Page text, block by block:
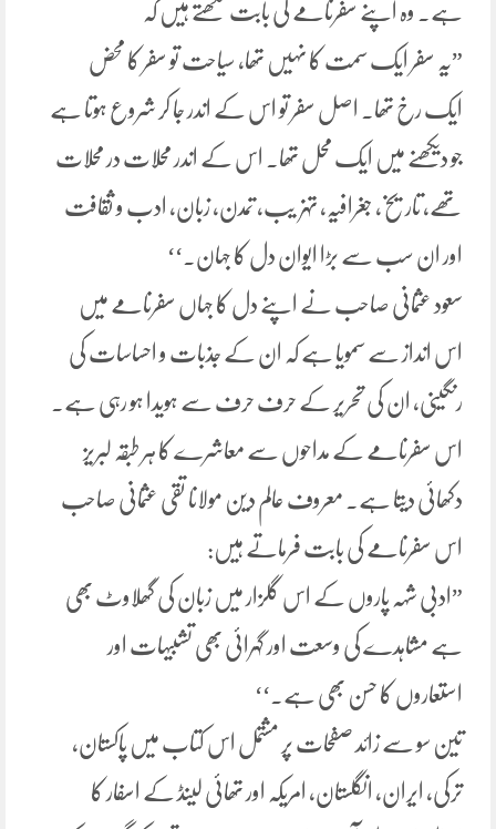
ہے. وہ اپنے سفرنامے کی بابت لکھتے ہیں کہ
”یہ سفر ایک سمت کا نہیں تھا، سیاحت تو سفر کا محض
ایک رخ تھا. اصل سفر تو اس کے اندر جا کر شروع ہوتا ہے
جو دیکھنے میں ایک محل تھا. اس کے اندر محلات در محلات
تھے، تاریخ، جغرافیہ، تہزیب، تمدن، زبان، ادب و ثقافت
اور ان سب سے بڑا ایوان دل کا جہان.‘‘
سعود عثمانی صاحب نے اپنے دل کا جہاں سفرنامے میں
اس انداز سے سمویا ہے کہ ان کے جذبات و احساسات کی
رنگینی، ان کی تحریر کے حرف حرف سے ہویدا ہو رہی ہے.
اس سفرنامے کے مداحوں سے معاشرے کا ہر طبقہ لبریز
دکھائی دیتا ہے. معروف عالم دین مولانا تقی عثمانی صاحب
اس سفرنامے کی بابت فرماتے ہیں:
”ادبی شہہ پاروں کے اس گلزار میں زبان کی گھلاوٹ بھی
ہے مشاہدے کی وسعت اور گہرائی بھی تشبیہات اور
استعاروں کا حسن بھی ہے.‘‘
تین سو سے زائد صفحات پر مشتمل اس کتاب میں پاکستان،
ترکی، ایران، انگلستان، امریکہ اور تھائی لینڈ کے اسفار کا